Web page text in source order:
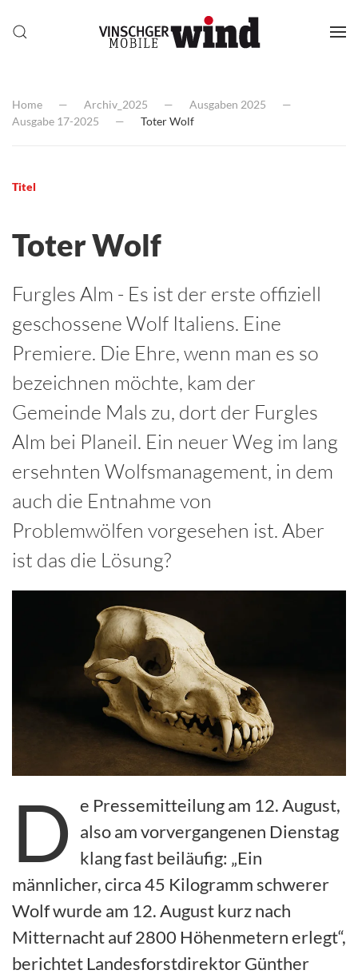
Home Archiv_2025
Ausgaben 2025
Ausgabe 17-2025
Toter Wolf
Titel
Toter Wolf
Furgles Alm - Es ist der erste offiziell
geschossene Wolf Italiens. Eine
Premiere. Die Ehre, wenn man es so
bezeichnen möchte, kam der
Gemeinde Mals zu, dort der Furgles
Alm bei Planeil. Ein neuer Weg im lang
ersehnten Wolfsmanagement, in dem
auch die Entnahme von
Problemwölfen vorgesehen ist. Aber
ist das die Lösung?
D e Pressemitteilung am 12. August,
also am vorvergangenen Dienstag
klang fast beiläufig: „Ein
männlicher, circa 45 Kilogramm schwerer
Wolf wurde am 12. August kurz nach
Mitternacht auf 2800 Höhenmetern erlegt“,
berichtet Landesforstdirektor Günther